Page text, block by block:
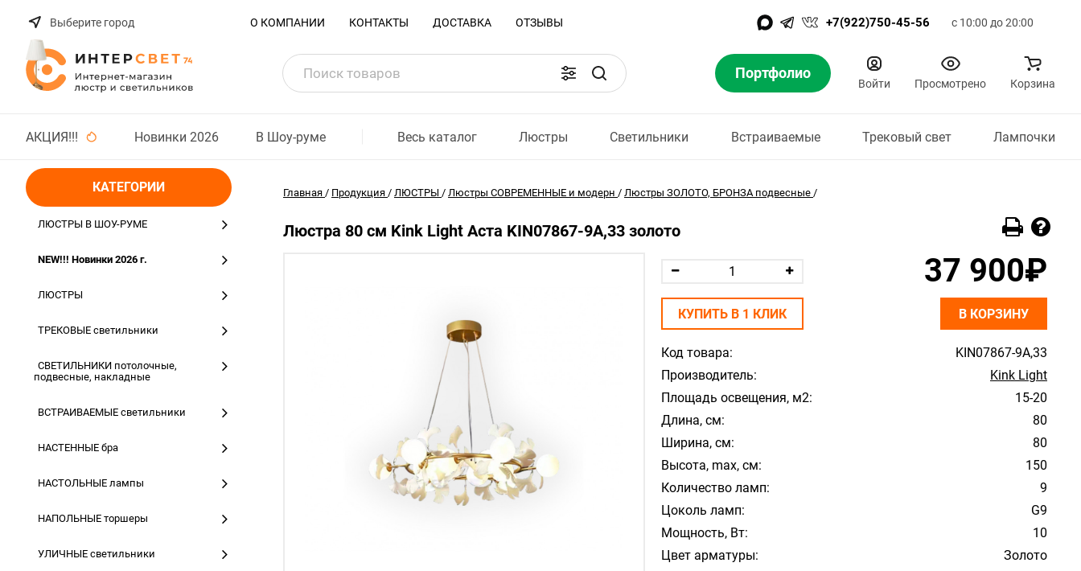
Выберите город О КОМПАНИИ КОНТАКТЫ ДОСТАВКА ОТЗЫВЫ +7(922)750-45-56 с 10:00 до 20:00
Портфолио
Войти Просмотрено Корзина
АКЦИЯ!!! Новинки 2026 В Шоу-руме Весь каталог Люстры Светильники Встраиваемые Трековый свет Лампочки
КАТЕГОРИИ
ЛЮСТРЫ В ШОУ-РУМЕ
NEW!!! Новинки 2026 г.
ЛЮСТРЫ
ТРЕКОВЫЕ светильники
СВЕТИЛЬНИКИ потолочные,
подвесные, накладные
ВСТРАИВАЕМЫЕ светильники
НАСТЕННЫЕ бра
НАСТОЛЬНЫЕ лампы
НАПОЛЬНЫЕ торшеры
УЛИЧНЫЕ светильники
Главная / Продукция / ЛЮСТРЫ / Люстры СОВРЕМЕННЫЕ и модерн / Люстры ЗОЛОТО, БРОНЗА подвесные /
Люстра 80 см Kink Light Аста KIN07867-9A,33 золото
Код товара:
KIN07867-9A,33
Производитель:
Kink Light
Площадь освещения, м2:
15-20
Длина, см:
80
Ширина, см:
80
Высота, max, см:
150
Количество ламп:
9
Цоколь ламп:
G9
Мощность, Вт:
10
Цвет арматуры:
Золото
37 900₽
КУПИТЬ В 1 КЛИК В КОРЗИНУ